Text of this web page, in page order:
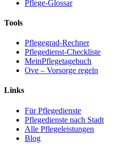
Pflege-Glossar
Tools
Pflegegrad-Rechner
Pflegedienst-Checkliste
MeinPflegetagebuch
Ove – Vorsorge regeln
Links
Für Pflegedienste
Pflegedienste nach Stadt
Alle Pflegeleistungen
Blog